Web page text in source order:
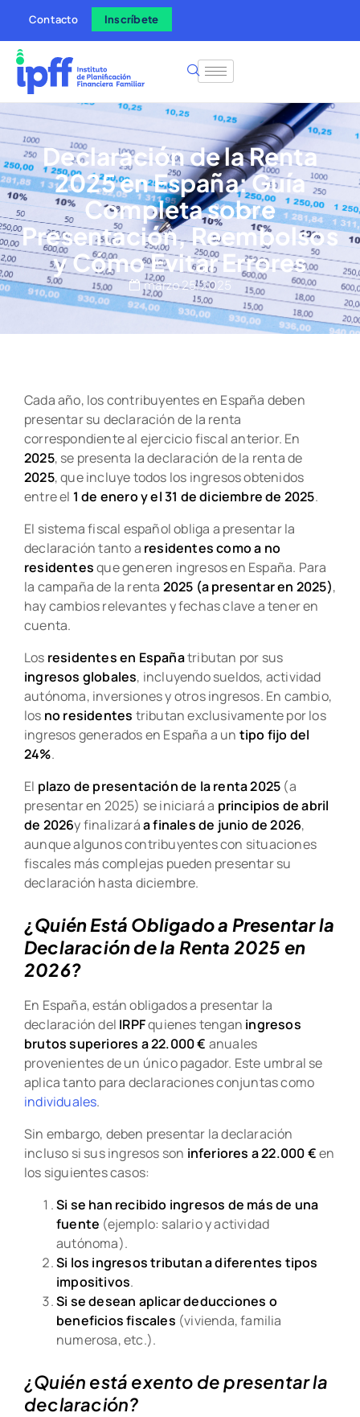
Contacto Inscríbete
Declaración de la Renta
2025 en España: Guía
Completa sobre
Presentación, Reembolsos
y Cómo Evitar Errores
marzo 25, 2025
Cada año, los contribuyentes en España deben
presentar su declaración de la renta
correspondiente al ejercicio fiscal anterior. En
2025, se presenta la declaración de la renta de
2025, que incluye todos los ingresos obtenidos
entre el 1 de enero y el 31 de diciembre de 2025.
El sistema fiscal español obliga a presentar la
declaración tanto a residentes como a no
residentesque generen ingresos en España. Para
la campaña de la renta 2025 (a presentar en 2025),
hay cambios relevantes y fechas clave a tener en
cuenta.
Los residentes en Españatributan por sus
ingresos globales, incluyendo sueldos, actividad
autónoma, inversiones y otros ingresos. En cambio,
los no residentes tributan exclusivamente por los
ingresos generados en España a un tipo fijo del
24%.
El plazo de presentación de la renta 2025 (a
presentar en 2025) se iniciará a principios de abril
de 2026y finalizaráa finales de junio de 2026,
aunque algunos contribuyentes con situaciones
fiscales más complejas pueden presentar su
declaración hasta diciembre.
¿Quién Está Obligado a Presentar la
Declaración de la Renta 2025 en
2026?
En España, están obligados a presentar la
declaración del IRPFquienes tengan ingresos
brutos superiores a 22.000 € anuales
provenientes de un único pagador. Este umbral se
aplica tanto para declaraciones conjuntas como
individuales.
Sin embargo, deben presentar la declaración
incluso si sus ingresos son inferiores a 22.000 €en
los siguientes casos:
Si se han recibido ingresos de más de una
fuente (ejemplo: salario y actividad
autónoma).
Si los ingresos tributan a diferentes tipos
impositivos.
Si se desean aplicar deducciones o
beneficios fiscales (vivienda, familia
numerosa, etc.).
¿Quién está exento de presentar la
declaración?